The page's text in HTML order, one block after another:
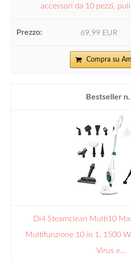
accessori da 10 pezzi,
69,99 EUR
Compra su
Di4 Steamclean Multi10
Multifunzione 10 in 1, 1500
Virus e...